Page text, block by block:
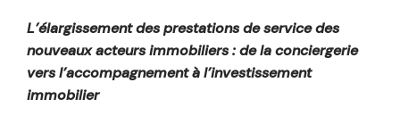
L’élargissement des prestations de service des
nouveaux acteurs immobiliers : de la conciergerie
vers l’accompagnement à l’investissement
immobilier